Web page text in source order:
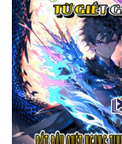
Truyện Nữ
Vô Địch Lưu
Xây Dựng Thế Lực
Đam Mỹ
Đẹp